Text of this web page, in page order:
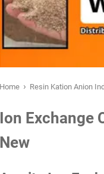
Home › Resin Kation Anion
Ion Exchange
New